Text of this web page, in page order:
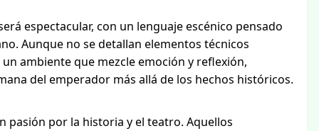
espectacular, con un lenguaje escénico pensado
Aunque no se detallan elementos técnicos
ambiente que mezcle emoción y reflexión,
del emperador más allá de los hechos históricos.
pasión por la historia y el teatro. Aquellos